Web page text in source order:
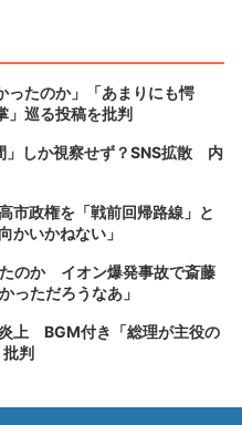
ったのか」「あまりにも愕
巡る投稿を批判
」しか視察せず？SNS拡散 内
市政権を「戦前回帰路線」と
いかねない」
のか イオン爆発事故で斎藤
っただろうなあ」
上 BGM付き「総理が主役の
判